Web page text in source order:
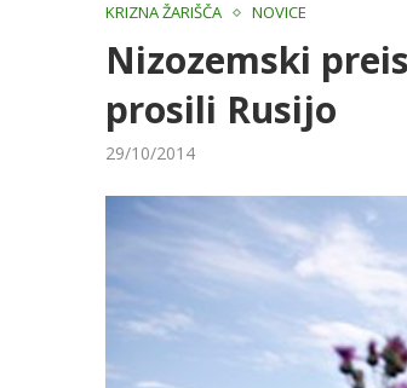
KRIZNA ŽARIŠČA NOVICE
Nizozemski
prosili Rusijo
29/10/2014